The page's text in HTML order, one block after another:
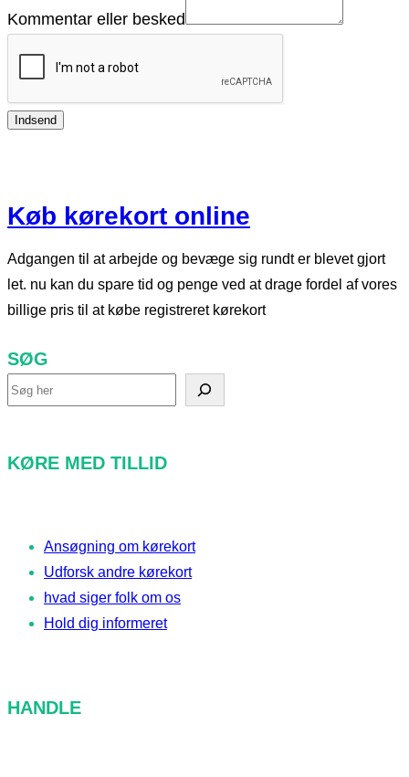
Kommentar eller besked
Indsend
Køb kørekort online
Adgangen til at arbejde og bevæge sig rundt er blevet gjort
let. nu kan du spare tid og penge ved at drage fordel af vores
billige pris til at købe registreret kørekort
SØG
S
KØRE MED TILLID
Ansøgning om kørekort
Udforsk andre kørekort
hvad siger folk om os
Hold dig informeret
HANDLE